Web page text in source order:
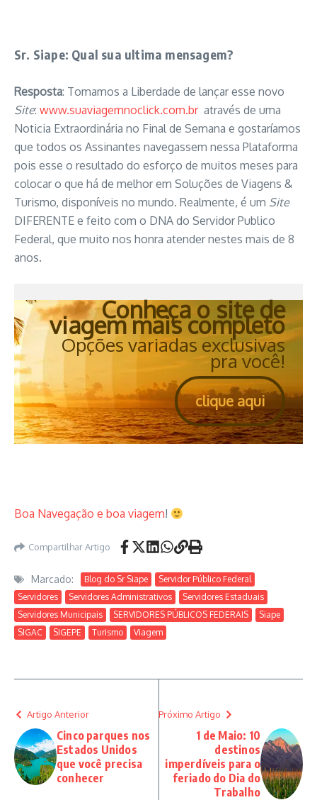
Sr. Siape: Qual sua ultima mensagem?
Resposta: Tomamos a Liberdade de lançar esse novo
Site: www.suaviagemnoclick.com.bratravés de uma
Noticia Extraordinária no Final de Semana e gostaríamos
que todos os Assinantes navegassem nessa Plataforma
pois esse o resultado do esforço de muitos meses para
colocar o que há de melhor em Soluções de Viagens &
Turismo, disponíveis no mundo. Realmente, é um Site
DIFERENTE e feito com o DNA do Servidor Publico
Federal, que muito nos honra atender nestes mais de 8
anos.
Conheça o site de
viagem mais completo
Opções variadas exclusivas
pra você!
clique aqui
Boa Navegação e boa viagem!
Compartilhar Artigo
Marcado: Blog do Sr Siape
Servidor Público Federal
Servidores
Servidores Administrativos
Servidores Estaduais
Servidores Municipais
SERVIDORES PÚBLICOS FEDERAIS
Siape
SIGAC
SIGEPE Turismo Viagem
Artigo Anterior
Cinco parques nos
Estados Unidos
que você precisa
conhecer
Próximo Artigo
1 de Maio: 10
destinos
imperdíveis para o
feriado do Dia do
Trabalho